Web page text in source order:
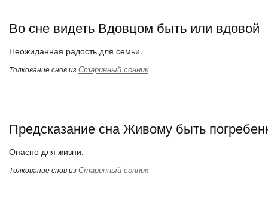
Во сне видеть Вдовцом быть или вдовой
Неожиданная радость для семьи.
Толкование снов изСтаринный сонник
Предсказание сна Живому быть
Опасно для жизни.
Толкование снов изСтаринный сонник